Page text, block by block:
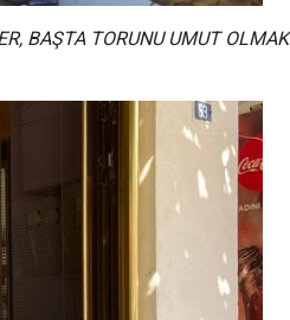
BAŞTA TORUNU UMUT OLMAK